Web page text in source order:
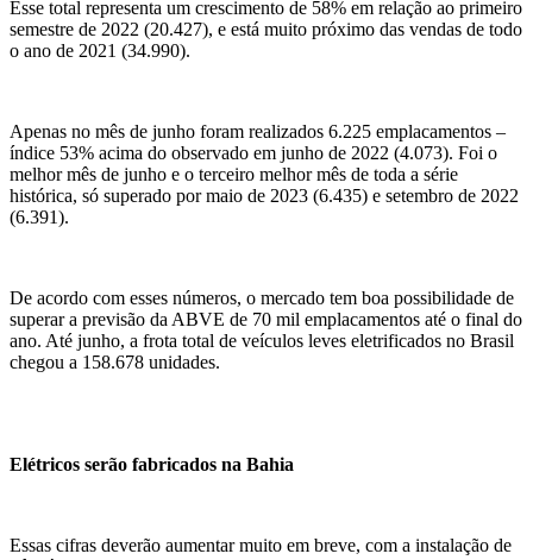
Esse total representa um crescimento de 58% em relação ao primeiro
semestre de 2022 (20.427), e está muito próximo das vendas de todo
o ano de 2021 (34.990).
Apenas no mês de junho foram realizados 6.225 emplacamentos –
índice 53% acima do observado em junho de 2022 (4.073). Foi o
melhor mês de junho e o terceiro melhor mês de toda a série
histórica, só superado por maio de 2023 (6.435) e setembro de 2022
(6.391).
De acordo com esses números, o mercado tem boa possibilidade de
superar a previsão da ABVE de 70 mil emplacamentos até o final do
ano. Até junho, a frota total de veículos leves eletrificados no Brasil
chegou a 158.678 unidades.
Elétricos serão fabricados na Bahia
Essas cifras deverão aumentar muito em breve, com a instalação de